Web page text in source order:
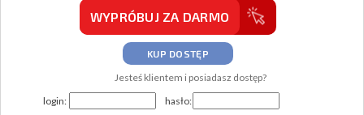
WYPRÓBUJ ZA DARMO
KUP DOSTĘP
Jesteś klientem i posiadasz dostęp?
login:
hasło: